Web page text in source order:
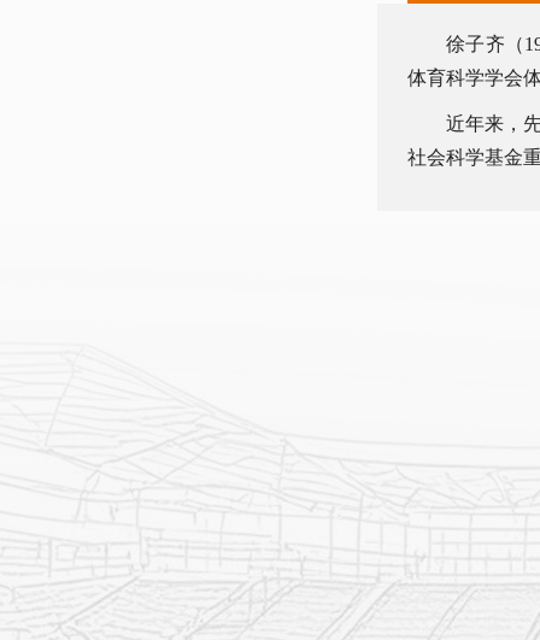
徐子齐（
体育科学学会
近年来，
社会科学基金